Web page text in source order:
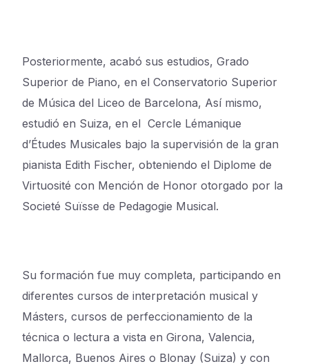
Posteriormente, acabó sus estudios, Grado
Superior de Piano, en el Conservatorio Superior
de Música del Liceo de Barcelona, Así mismo,
estudió en Suiza, en el Cercle Lémanique
d’Études Musicales bajo la supervisión de la gran
pianista Edith Fischer, obteniendo el Diplome de
Virtuosité con Mención de Honor otorgado por la
Societé Suïsse de Pedagogie Musical.
Su formación fue muy completa, participando en
diferentes cursos de interpretación musical y
Másters, cursos de perfeccionamiento de la
técnica o lectura a vista en Girona, Valencia,
Mallorca, Buenos Aires o Blonay (Suiza) y con